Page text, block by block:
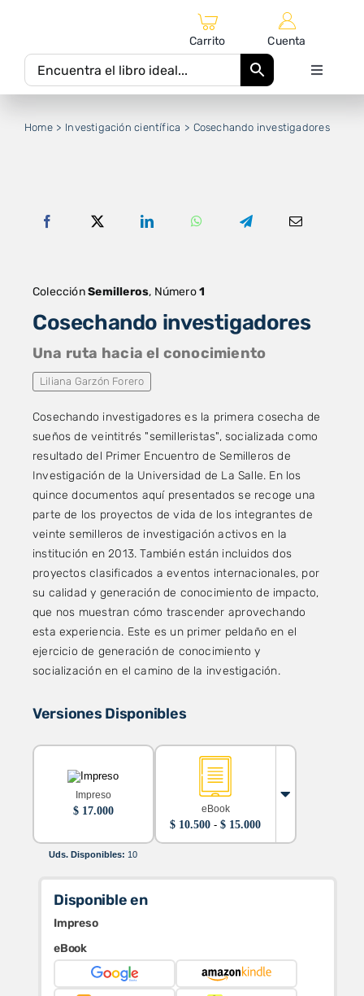
Carrito Cuenta
Toggle
Autores
Home Investigación científica Cosechando investigadores
ColecciónSemilleros, Número1
Cosechando investigadores
Una ruta hacia el conocimiento
Liliana Garzón Forero
Cosechando investigadores es la primera cosecha de
sueños de veintitrés "semilleristas", socializada como
resultado del Primer Encuentro de Semilleros de
Investigación de la Universidad de La Salle. En los
quince documentos aquí presentados se recoge una
parte de los proyectos de vida de los integrantes de
veinte semilleros de investigación activos en la
institución en 2013. También están incluidos dos
proyectos clasificados a eventos internacionales, por
su calidad y generación de conocimiento de impacto,
que nos muestran cómo trascender aprovechando
esta experiencia. Este es un primer peldaño en el
ejercicio de generación de conocimiento y
socialización en el camino de la investigación.
Versiones Disponibles
Impreso
$17.000
Uds. Disponibles: 10
eBook
$ 10.500 - $ 15.000Rango
Disponible en
Impreso
eBook